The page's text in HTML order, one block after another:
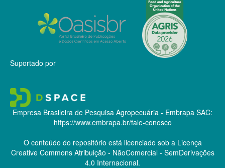
Suportado por
Empresa Brasileira de Pesquisa Agropecuária - Embrapa SAC:
https://www.embrapa.br/fale-conosco
O conteúdo do repositório está licenciado sob a Licença
Creative CommonsAtribuição - NãoComercial - SemDerivações
4.0 Internacional.